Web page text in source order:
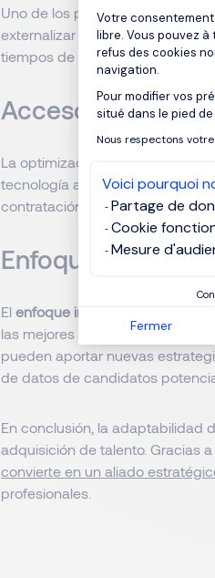
Votre
libre. Vous pouvez
refus des cookies
navigation.
Pour modifier vos
situé dans le pied de
Nous respectons
Voici pourquoi
Partage de
Cookie
Mesure
Fermer
Uno de los principales
externalizar el proceso de
tiempos de contratación y los
Acceso a bases
La optimización de los procesos,
tecnología avanzada, permite
contratación.
Enfoque
El enfoque innovador
es otra
las mejores prácticas del
pueden aportar nuevas
de datos de candidatos
En conclusión, la adaptabilidad
adquisición de talento. Gracias
convierte en un aliado
profesionales.